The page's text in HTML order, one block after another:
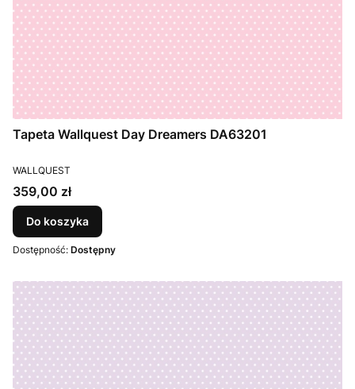
Tapeta Wallquest Day Dreamers DA63201
PRODUCENT
WALLQUEST
Cena
359,00 zł
Do koszyka
Dostępność: Dostępny